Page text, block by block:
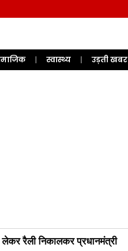
स्वास्थ्य उड़ती खबर
लेकर रैली निकालकर प्रधानमंत्री